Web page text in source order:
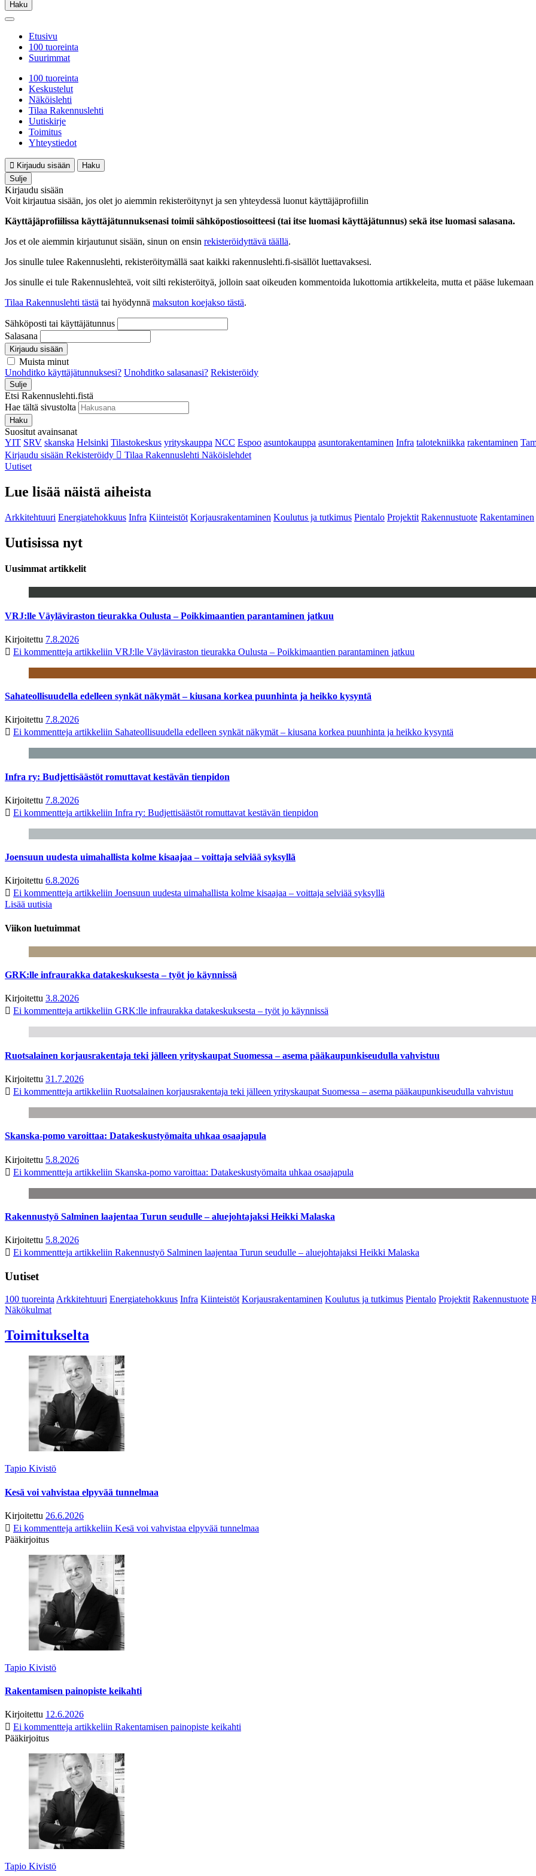
Haku
Etusivu
100 tuoreinta
Suurimmat
100 tuoreinta
Keskustelut
Näköislehti
Tilaa Rakennuslehti
Uutiskirje
Toimitus
Yhteystiedot
Kirjaudu sisään
Haku
Sulje
Kirjaudu sisään
Voit kirjautua sisään, jos olet jo aiemmin rekisteröitynyt ja sen yhteydessä luonut käyttäjäprofiilin
Käyttäjäprofiilissa käyttäjätunnuksenasi toimii sähköpostiosoitteesi (tai itse luomasi käyttäjätunnus) sekä itse luomasi salasana.
Jos et ole aiemmin kirjautunut sisään, sinun on ensin rekisteröidyttävä täällä.
Jos sinulle tulee Rakennuslehti, rekisteröitymällä saat kaikki rakennuslehti.fi-sisällöt luettavaksesi.
Jos sinulle ei tule Rakennuslehteä, voit silti rekisteröityä, jolloin saat oikeuden kommentoida lukottomia artikkeleita, mutta et pääse
Tilaa Rakennuslehti tästä tai hyödynnä maksuton koejakso tästä.
Sähköposti tai käyttäjätunnus
Salasana
Kirjaudu sisään
Muista minut
Unohditko käyttäjätunnuksesi? Unohditko salasanasi? Rekisteröidy
Sulje
Etsi Rakennuslehti.fistä
Hae tältä sivustolta
Haku
Suositut avainsanat
YIT SRV skanska Helsinki Tilastokeskus yrityskauppa NCC Espoo asuntokauppa asuntorakentaminen Infra talotekniikka rakentaminen
Kirjaudu sisään Rekisteröidy Tilaa Rakennuslehti Näköislehdet
Uutiset
Lue lisää näistä aiheista
Arkkitehtuuri Energiatehokkuus Infra Kiinteistöt Korjausrakentaminen Koulutus ja tutkimus Pientalo Projektit Rakennustuote Rakentaminen
Uutisissa nyt
Uusimmat artikkelit
VRJ:lle Väyläviraston tieurakka Oulusta – Poikkimaantien parantaminen jatkuu
Kirjoitettu 7.8.2026
Ei kommentteja artikkeliin VRJ:lle Väyläviraston tieurakka Oulusta – Poikkimaantien parantaminen jatkuu
Sahateollisuudella edelleen synkät näkymät – kiusana korkea puunhinta ja heikko kysyntä
Kirjoitettu 7.8.2026
Ei kommentteja artikkeliin Sahateollisuudella edelleen synkät näkymät – kiusana korkea puunhinta ja heikko kysyntä
Infra ry: Budjettisäästöt romuttavat kestävän tienpidon
Kirjoitettu 7.8.2026
Ei kommentteja artikkeliin Infra ry: Budjettisäästöt romuttavat kestävän tienpidon
Joensuun uudesta uimahallista kolme kisaajaa – voittaja selviää syksyllä
Kirjoitettu 6.8.2026
Ei kommentteja artikkeliin Joensuun uudesta uimahallista kolme kisaajaa – voittaja selviää syksyllä
Lisää uutisia
Viikon luetuimmat
GRK:lle infraurakka datakeskuksesta – työt jo käynnissä
Kirjoitettu 3.8.2026
Ei kommentteja artikkeliin GRK:lle infraurakka datakeskuksesta – työt jo käynnissä
Ruotsalainen korjausrakentaja teki jälleen yrityskaupat Suomessa – asema pääkaupunkiseudulla vahvistuu
Kirjoitettu 31.7.2026
Ei kommentteja artikkeliin Ruotsalainen korjausrakentaja teki jälleen yrityskaupat Suomessa – asema pääkaupunkiseudulla vahvistuu
Skanska-pomo varoittaa: Datakeskustyömaita uhkaa osaajapula
Kirjoitettu 5.8.2026
Ei kommentteja artikkeliin Skanska-pomo varoittaa: Datakeskustyömaita uhkaa osaajapula
Rakennustyö Salminen laajentaa Turun seudulle – aluejohtajaksi Heikki Malaska
Kirjoitettu 5.8.2026
Ei kommentteja artikkeliin Rakennustyö Salminen laajentaa Turun seudulle – aluejohtajaksi Heikki Malaska
Uutiset
100 tuoreintaArkkitehtuuri Energiatehokkuus Infra Kiinteistöt Korjausrakentaminen Koulutus ja tutkimus Pientalo Projektit Rakennustuote
Näkökulmat
Toimitukselta
Tapio Kivistö
Kesä voi vahvistaa elpyvää tunnelmaa
Kirjoitettu 26.6.2026
Ei kommentteja artikkeliin Kesä voi vahvistaa elpyvää tunnelmaa
Pääkirjoitus
Tapio Kivistö
Rakentamisen painopiste keikahti
Kirjoitettu 12.6.2026
Ei kommentteja artikkeliin Rakentamisen painopiste keikahti
Pääkirjoitus
Tapio Kivistö